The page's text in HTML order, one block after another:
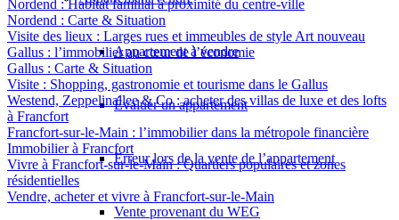
Appartement à vendre
Évaluer un appartement
Erreur lors de la vente de l’appartement
Vente provenant du WEG
Nordend : Habitat familial à proximité du centre-ville
Nordend : Carte & Situation
Visite des lieux : Larges rues et immeubles de style Art nouveau
Gallus : l’immobilier au cœur de l’économie
Gallus : Carte & Situation
Visite : Shopping, gastronomie et tourisme dans le Gallus
Westend, Zeppelinallee & Co : acheter des villas de luxe et des lofts
à Francfort
Francfort-sur-le-Main : l’immobilier dans la métropole financière
Immobilier à Francfort
Vivre à Francfort-sur-le-Main : Quartiers populaires et zones
résidentielles
Vendre, acheter et vivre à Francfort-sur-le-Main